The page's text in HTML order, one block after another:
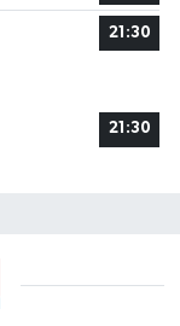
21:30
21:30